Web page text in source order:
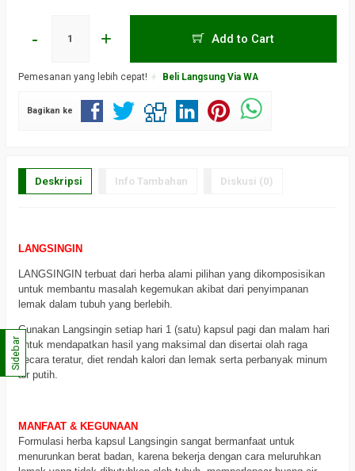
- + Add to Cart
Pemesanan yang lebih cepat! Beli Langsung Via WA
Bagikan ke
Deskripsi Info Tambahan Diskusi (0)
LANGSINGIN
LANGSINGIN terbuat dari herba alami pilihan yang dikomposisikan
untuk membantu masalah kegemukan akibat dari penyimpanan
lemak dalam tubuh yang berlebih.
Gunakan Langsingin setiap hari 1 (satu) kapsul pagi dan malam hari
untuk mendapatkan hasil yang maksimal dan disertai olah raga
secara teratur, diet rendah kalori dan lemak serta perbanyak minum
air putih.
MANFAAT & KEGUNAAN
Formulasi herba kapsul Langsingin sangat bermanfaat untuk
menurunkan berat badan, karena bekerja dengan cara meluruhkan
Sidebar